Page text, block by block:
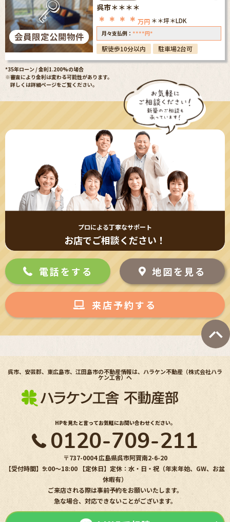
呉市＊＊＊＊
＊＊＊＊ 万円 ＊＊坪＊LDK
月々支払例： ****円*
駅徒歩10分以内 駐車場2台可
*35年ローン / 金利1.200%の場合
※審査により金利は変わる可能性があります。
詳しくは詳細ページをご覧ください。
プロによる丁寧なサポート
お店でご相談ください！
地図を見る
電話をする
来店予約する
呉市、安芸郡、東広島市、江田島市の不動産情報は、ハラケン不動産（株式会社ハラ
ケン工舎）へ
HPを見たと言ってお気軽にお問い合わせください。
0120-709-211
〒737-0004 広島県呉市阿賀南2-6-20
【受付時間】9:00〜18:00 【定休日】定休：水・日・祝（年末年始、GW、お盆
休暇有）
ご来店される際は事前予約をお願いいたします。
急な場合、対応できないことがございます。